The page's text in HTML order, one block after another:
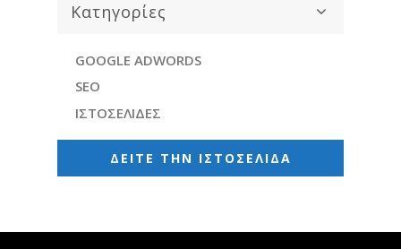
Κατηγορίες
GOOGLE ADWORDS
SEO
ΙΣΤΟΣΕΛΙΔΕΣ
ΔΕΙΤΕ ΤΗΝ ΙΣΤΟΣΕΛΙΔΑ